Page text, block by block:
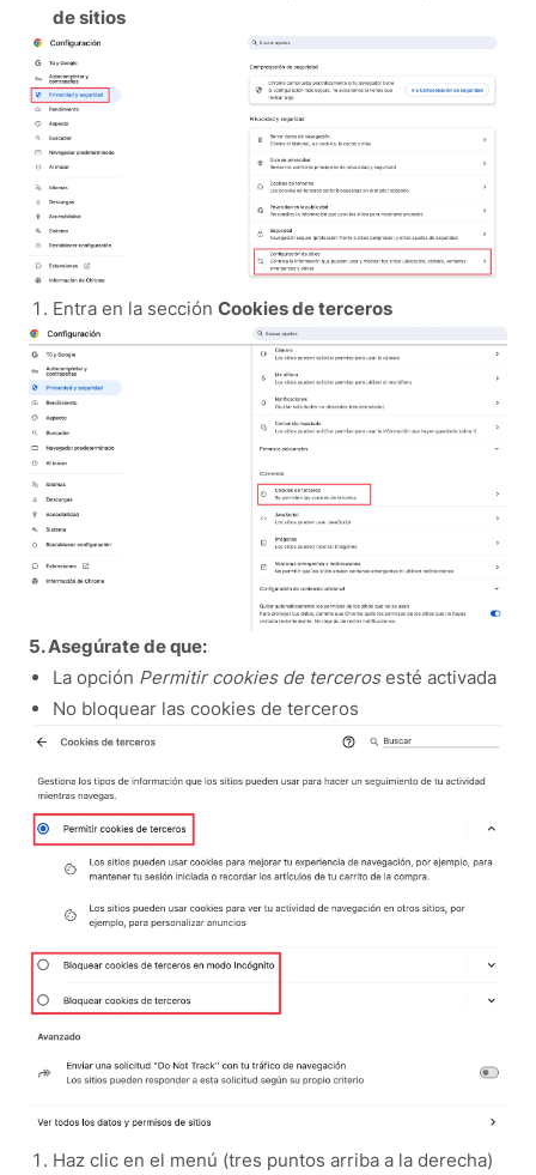
de sitios
Entra en la sección Cookies de terceros
5. Asegúrate de que:
La opción Permitir cookies de tercerosesté activada
No bloquear las cookies de terceros
Haz clic en el menú (tres puntos arriba a la derecha)